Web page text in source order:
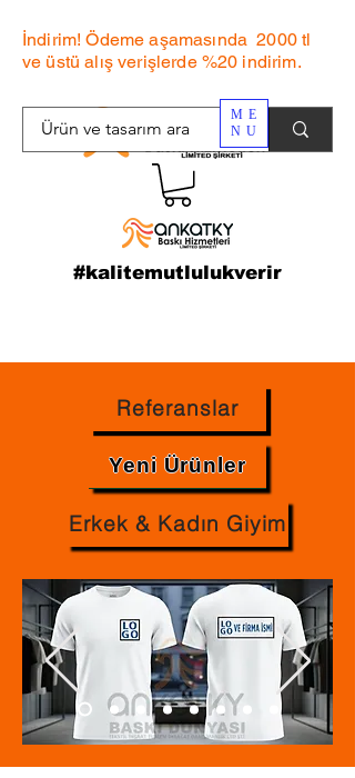
ME
NU
#kalitemutlulukverir
İndirim! Ödeme aşamasında 2000 tl
ve üstü alış verişlerde %20 indirim.
Referanslar
Yeni Ürünler
Erkek & Kadın Giyim